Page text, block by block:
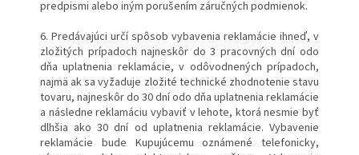
predpismi alebo iným porušením záručných podmienok.
6. Predávajúci určí spôsob vybavenia reklamácie ihneď, v
zložitých prípadoch najneskôr do 3 pracovných dní odo
dňa uplatnenia reklamácie, v odôvodnených prípadoch,
najmä ak sa vyžaduje zložité technické zhodnotenie stavu
tovaru, najneskôr do 30 dní odo dňa uplatnenia reklamácie
a následne reklamáciu vybaviť v lehote, ktorá nesmie byť
dlhšia ako 30 dní od uplatnenia reklamácie. Vybavenie
reklamácie bude Kupujúcemu oznámené telefonicky,